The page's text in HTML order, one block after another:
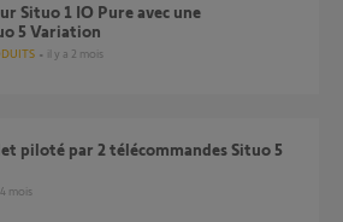
5 Variation
il y a 2 mois
4 mois